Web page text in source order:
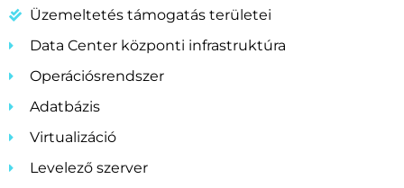
Üzemeltetés támogatás területei
Data Center központi infrastruktúra
Operációsrendszer
Adatbázis
Virtualizáció
Levelező szerver